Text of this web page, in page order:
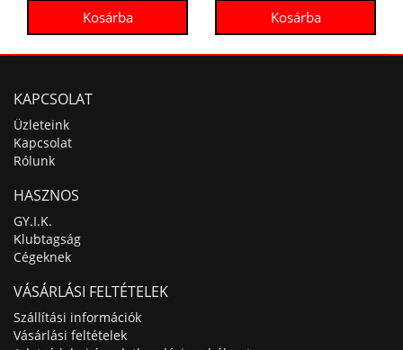
KAPCSOLAT
Üzleteink
Kapcsolat
Rólunk
HASZNOS
GY.I.K.
Klubtagság
Cégeknek
VÁSÁRLÁSI FELTÉTELEK
Szállítási információk
Vásárlási feltételek